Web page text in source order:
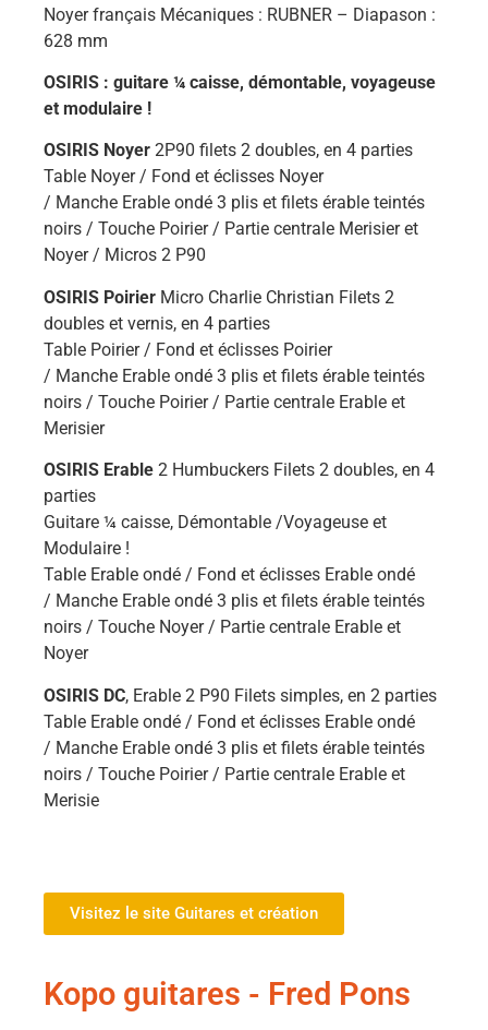
Noyer français Mécaniques : RUBNER – Diapason :
628 mm
OSIRIS : guitare ¼ caisse, démontable, voyageuse
et modulaire !
OSIRIS Noyer 2P90 filets 2 doubles, en 4 parties
Table Noyer / Fond et éclisses Noyer
/ Manche Erable ondé 3 plis et filets érable teintés
noirs / Touche Poirier / Partie centrale Merisier et
Noyer / Micros 2 P90
OSIRIS Poirier Micro Charlie Christian Filets 2
doubles et vernis, en 4 parties
Table Poirier / Fond et éclisses Poirier
/ Manche Erable ondé 3 plis et filets érable teintés
noirs / Touche Poirier / Partie centrale Erable et
Merisier
OSIRIS Erable 2 Humbuckers Filets 2 doubles, en 4
parties
Guitare ¼ caisse, Démontable /Voyageuse et
Modulaire !
Table Erable ondé / Fond et éclisses Erable ondé
/ Manche Erable ondé 3 plis et filets érable teintés
noirs / Touche Noyer / Partie centrale Erable et
Noyer
OSIRIS DC, Erable 2 P90 Filets simples, en 2 parties
Table Erable ondé / Fond et éclisses Erable ondé
/ Manche Erable ondé 3 plis et filets érable teintés
noirs / Touche Poirier / Partie centrale Erable et
Merisie
Visitez le site Guitares et création
Kopo guitares - Fred Pons